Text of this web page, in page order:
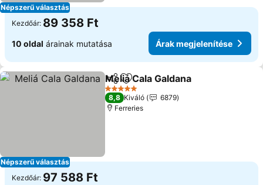
Népszerű választás
Kezdőár: 89 358 Ft
10 oldal árainak mutatása Árak megjelenítése
Népszerű választás
Megosztás
Hozzáadás a kedvencekhez
Meliá Cala Galdana
5 Kategória
8,8 Kiváló
6879
Ferreries
Kezdőár: 97 588 Ft